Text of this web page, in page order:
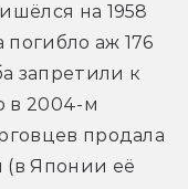
на 1958
погибло аж 176
запретили к
в 2004-м
продала
Японии её